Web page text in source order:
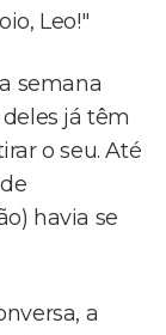
Leo!"
semana
já têm
o seu. Até
havia se
a